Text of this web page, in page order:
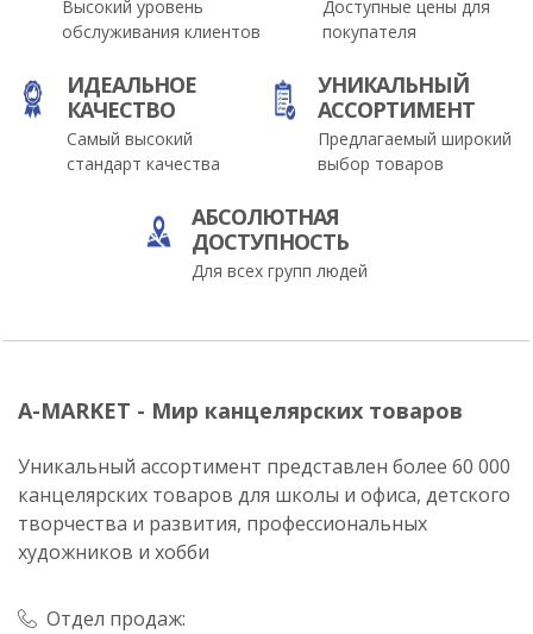
Высокий уровень
обслуживания клиентов
Доступные цены для
покупателя
ИДЕАЛЬНОЕ
КАЧЕСТВО
Самый высокий
стандарт качества
УНИКАЛЬНЫЙ
АССОРТИМЕНТ
Предлагаемый широкий
выбор товаров
АБСОЛЮТНАЯ
ДОСТУПНОСТЬ
Для всех групп людей
A-MARKET - Мир канцелярских товаров
Уникальный ассортимент представлен более 60 000
канцелярских товаров для школы и офиса, детского
творчества и развития, профессиональных
художников и хобби
Отдел продаж: